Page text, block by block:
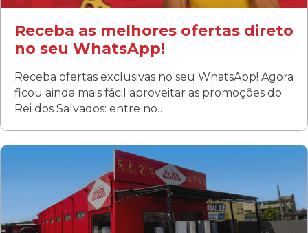
Fanny
Rua Albino Beatriz, 100 - Fanny, Curitiba –PR
Segunda a sábado: 09h00 às 19h00
Domingo: FECHADA
ÚLTIMOS DIAS DE LIQUIDAÇÃO!
Receba as melhores ofertas direto
no seu WhatsApp!
Receba ofertas exclusivas no seu WhatsApp! Agora
ficou ainda mais fácil aproveitar as promoções do
Rei dos Salvados: entre no…